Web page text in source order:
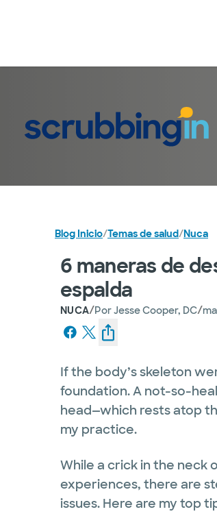
Blog Inicio/Temas de salud/Nuca
6 maneras de
espalda
NUCA/PorJesse Cooper, DC/
If the body’s skeleton
foundation. A not-so-
head—which rests atop
my practice.
While a crick in the neck
experiences, there are
issues. Here are my top